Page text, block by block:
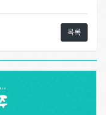
목록